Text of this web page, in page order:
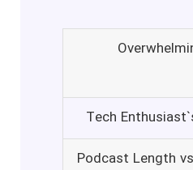
Tech
Podcast Length